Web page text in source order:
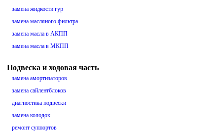
замена жидкости гур
замена масляного фильтра
замена масла в АКПП
замена масла в МКПП
Подвеска и ходовая часть
замена амортизаторов
замена сайлентблоков
диагностика подвески
замена колодок
ремонт суппортов